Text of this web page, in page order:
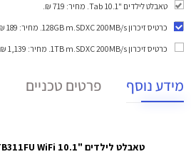
טאבלט לילדים "10.1 Tab. מחיר: 719 ₪.
כרטיס זיכרון 128GB m.SDXC 200MB/s
. מחיר: 189 ₪ (במקום 199 ₪).
כרטיס זיכרון 1TB m.SDXC 200MB/s
. מחיר: 1,139 ₪ (במקום 1,199 ₪).
מידע נוסף פרטים טכניים
טאבלט לילדים "10.1 Tab TB311FU WiFi מבית Lenovo